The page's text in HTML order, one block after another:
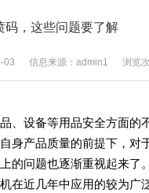
码，这些问题要了解
03 信息来源：admin1 浏览次
、设备等用品安全方面的
身产品质量的前提下，对
的问题也逐渐重视起来了
在近几年中应用的较为广